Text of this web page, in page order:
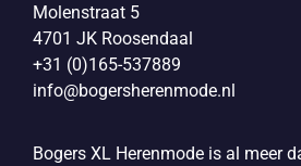
Molenstraat 5
4701 JK Roosendaal
+31 (0)165-537889
info@bogersherenmode.nl
Bogers XL Herenmode is al meer